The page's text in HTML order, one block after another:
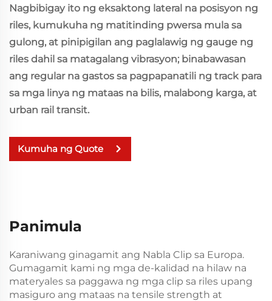
Nagbibigay ito ng eksaktong lateral na posisyon ng
riles, kumukuha ng matitinding pwersa mula sa
gulong, at pinipigilan ang paglalawig ng gauge ng
riles dahil sa matagalang vibrasyon; binabawasan
ang regular na gastos sa pagpapanatili ng track para
sa mga linya ng mataas na bilis, malabong karga, at
urban rail transit.
Kumuha ng Quote
Panimula
Karaniwang ginagamit ang Nabla Clip sa Europa.
Gumagamit kami ng mga de-kalidad na hilaw na
materyales sa paggawa ng mga clip sa riles upang
masiguro ang mataas na tensile strength at